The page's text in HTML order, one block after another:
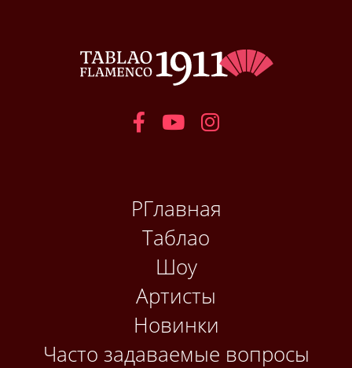
РГлавная
Таблао
Шоу
Артисты
Новинки
Часто задаваемые вопросы